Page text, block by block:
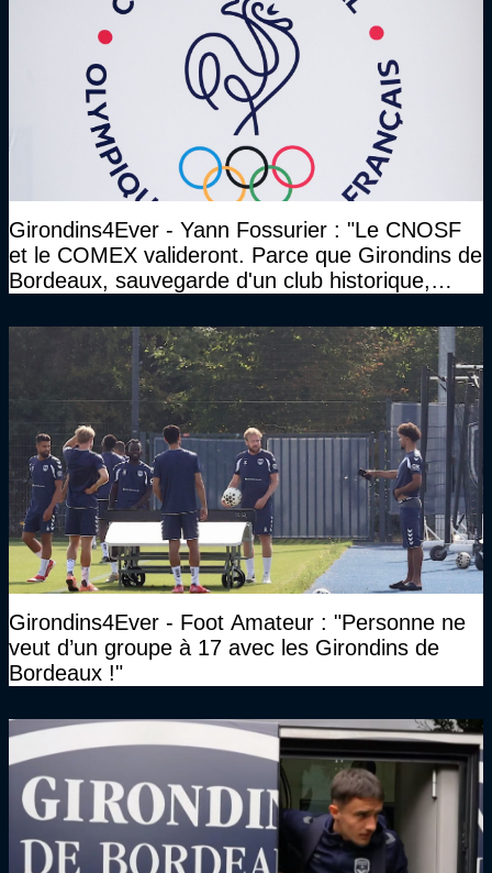
Girondins4Ever - Yann Fossurier : "Le CNOSF
et le COMEX valideront. Parce que Girondins de
Bordeaux, sauvegarde d'un club historique,
Girondins4Ever - Foot Amateur : "Personne ne
veut d’un groupe à 17 avec les Girondins de
Bordeaux !"